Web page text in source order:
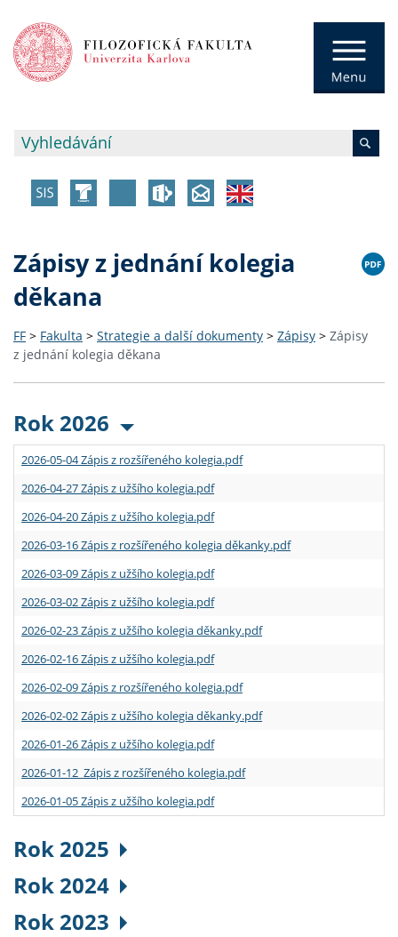
Zápisy z jednání kolegia
děkana
FF > Fakulta > Strategie a další dokumenty > Zápisy > Zápisy
z jednání kolegia děkana
Rok 2026
2026-05-04 Zápis z rozšířeného kolegia.pdf
2026-04-27 Zápis z užšího kolegia.pdf
2026-04-20 Zápis z užšího kolegia.pdf
2026-03-16 Zápis z rozšířeného kolegia děkanky.pdf
2026-03-09 Zápis z užšího kolegia.pdf
2026-03-02 Zápis z užšího kolegia.pdf
2026-02-23 Zápis z užšího kolegia děkanky.pdf
2026-02-16 Zápis z užšího kolegia.pdf
2026-02-09 Zápis z rozšířeného kolegia.pdf
2026-02-02 Zápis z užšího kolegia děkanky.pdf
2026-01-26 Zápis z užšího kolegia.pdf
2026-01-12 Zápis z rozšířeného kolegia.pdf
2026-01-05 Zápis z užšího kolegia.pdf
Rok 2025
Rok 2024
Rok 2023